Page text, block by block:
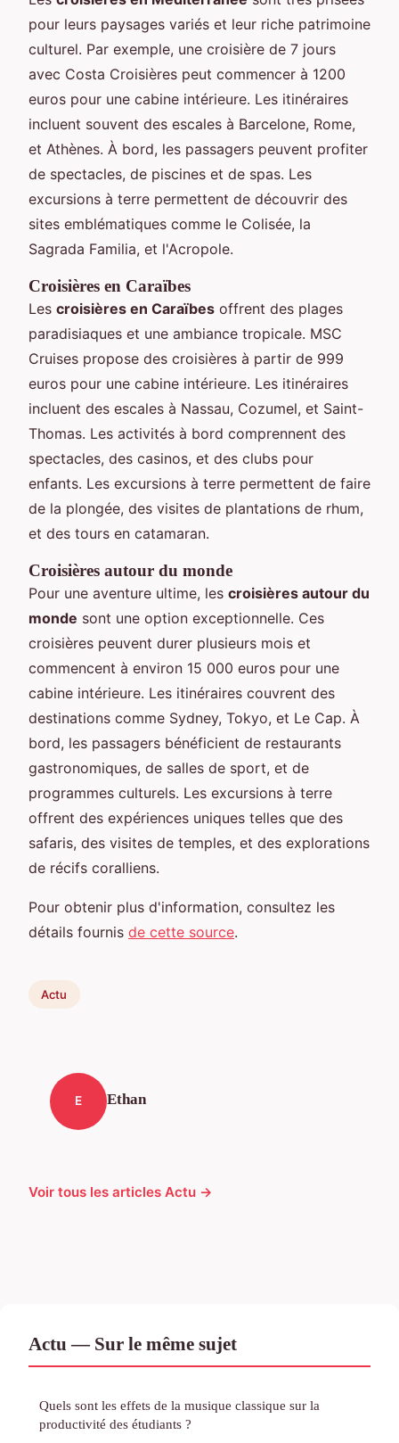
pour leurs paysages variés et leur riche patrimoine
culturel. Par exemple, une croisière de 7 jours
avec Costa Croisières peut commencer à 1200
euros pour une cabine intérieure. Les itinéraires
incluent souvent des escales à Barcelone, Rome,
et Athènes. À bord, les passagers peuvent profiter
de spectacles, de piscines et de spas. Les
excursions à terre permettent de découvrir des
sites emblématiques comme le Colisée, la
Sagrada Familia, et l'Acropole.
Croisières en Caraïbes
Les croisières en Caraïbes offrent des plages
paradisiaques et une ambiance tropicale. MSC
Cruises propose des croisières à partir de 999
euros pour une cabine intérieure. Les itinéraires
incluent des escales à Nassau, Cozumel, et Saint-
Thomas. Les activités à bord comprennent des
spectacles, des casinos, et des clubs pour
enfants. Les excursions à terre permettent de faire
de la plongée, des visites de plantations de rhum,
et des tours en catamaran.
Croisières autour du monde
Pour une aventure ultime, les croisières autour du
monde sont une option exceptionnelle. Ces
croisières peuvent durer plusieurs mois et
commencent à environ 15 000 euros pour une
cabine intérieure. Les itinéraires couvrent des
destinations comme Sydney, Tokyo, et Le Cap. À
bord, les passagers bénéficient de restaurants
gastronomiques, de salles de sport, et de
programmes culturels. Les excursions à terre
offrent des expériences uniques telles que des
safaris, des visites de temples, et des explorations
de récifs coralliens.
Pour obtenir plus d'information, consultez les
détails fournis de cette source.
Actu
E Ethan
Voir tous les articles Actu →
Actu — Sur le même sujet
Quels sont les effets de la musique classique sur la
productivité des étudiants ?